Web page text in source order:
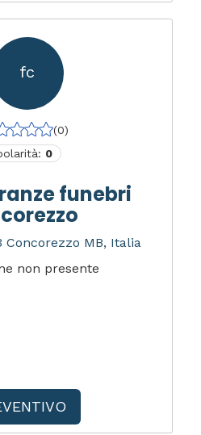
fc
(0)
0
funebri
Concorezzo MB, Italia
non presente